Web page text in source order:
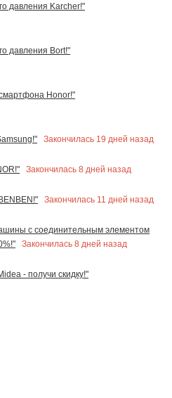
давления Karcher!"
давления Bort!"
Honor!"
Закончилась 19 дней назад
Закончилась 8 дней назад
Закончилась 11 дней назад
с соединительным элементом
Закончилась 8 дней назад
- получи скидку!"